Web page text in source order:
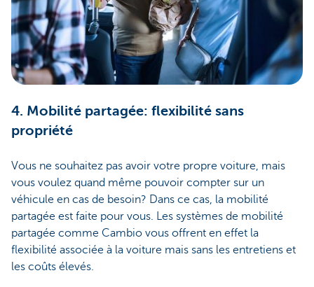
4. Mobilité partagée: flexibilité sans
propriété
Vous ne souhaitez pas avoir votre propre voiture, mais
vous voulez quand même pouvoir compter sur un
véhicule en cas de besoin? Dans ce cas, la mobilité
partagée est faite pour vous. Les systèmes de mobilité
partagée comme Cambio vous offrent en effet la
flexibilité associée à la voiture mais sans les entretiens et
les coûts élevés.